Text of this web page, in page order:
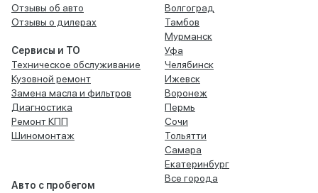
Отзывы об авто
Отзывы о дилерах
Сервисы и ТО
Техническое обслуживание
Кузовной ремонт
Замена масла и фильтров
Диагностика
Ремонт КПП
Шиномонтаж
Авто с пробегом
Волгоград
Тамбов
Мурманск
Уфа
Челябинск
Ижевск
Воронеж
Пермь
Сочи
Тольятти
Самара
Екатеринбург
Все города